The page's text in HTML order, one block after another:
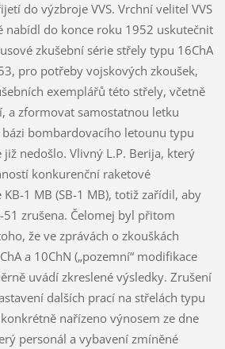
do výzbroje VVS. Vrchní velitel VVS
nabídl do konce roku 1952 uskutečnit
zkušební série střely typu 16ChA
pro potřeby vojskových zkoušek,
exemplářů této střely, včetně
a zformovat samostatnou letku
bombardovacího letounu typu
již nedošlo. Vlivný L.P. Berija, který
konkurenční raketové
1 MB (SB-1 MB), totiž zařídil, aby
51 zrušena. Čelomej byl přitom
že ve zprávách o zkouškách
a 10ChN („pozemní“ modifikace
uvádí zkreslené výsledky. Zrušení
dalších prací na střelách typu
nařízeno výnosem ze dne
personál a vybavení zmíněné